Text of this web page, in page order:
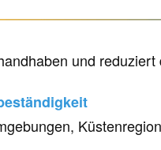
und